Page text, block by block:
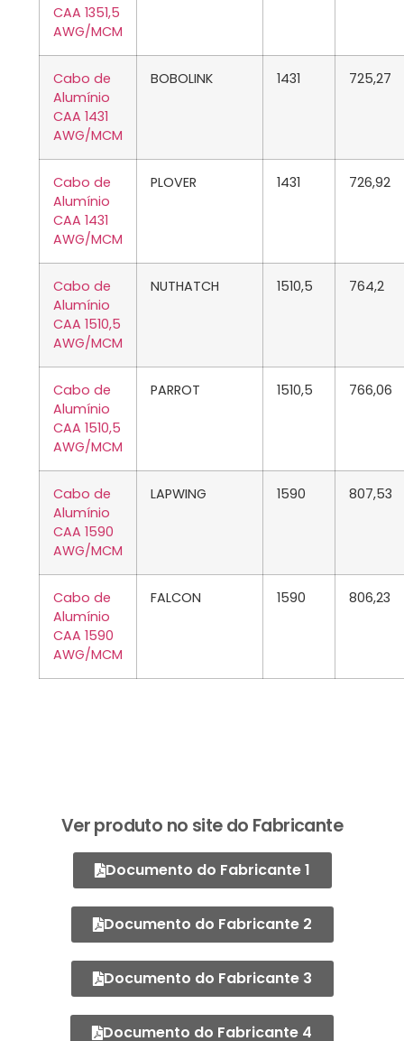
CAA 1351,5
AWG/MCM
Cabo de
Alumínio
CAA 1431
AWG/MCM
BOBOLINK 1431 725,27
Cabo de
Alumínio
CAA 1431
AWG/MCM
PLOVER 1431 726,92
Cabo de
Alumínio
CAA 1510,5
AWG/MCM
NUTHATCH 1510,5 764,2
Cabo de
Alumínio
CAA 1510,5
AWG/MCM
PARROT 1510,5 766,06
Cabo de
Alumínio
CAA 1590
AWG/MCM
LAPWING 1590 807,53
Cabo de
Alumínio
CAA 1590
AWG/MCM
FALCON 1590 806,23
Ver produto no site do Fabricante
Documento do Fabricante 1
Documento do Fabricante 2
Documento do Fabricante 3
Documento do Fabricante 4